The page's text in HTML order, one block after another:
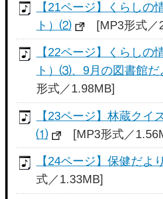
【21ページ】くらしの
ト）⑵
[MP3形式／
【22ページ】くらしの
ト）⑶、9月の図書館だ
形式／1.98MB]
【23ページ】林蔵クイ
⑴
[MP3形式／
【24ページ】保健だよ
式／1.33MB]